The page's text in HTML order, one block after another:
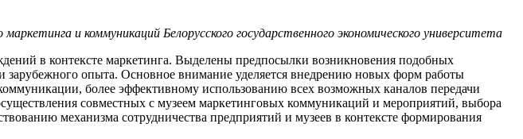
и коммуникаций Белорусского государственного экономического университета
в контексте маркетинга. Выделены предпосылки возникновения подобных
зарубежного опыта. Основное внимание уделяется внедрению новых форм работы
более эффективному использованию всех возможных каналов передачи
совместных с музеем маркетинговых коммуникаций и мероприятий, выбора
механизма сотрудничества предприятий и музеев в контексте формирования